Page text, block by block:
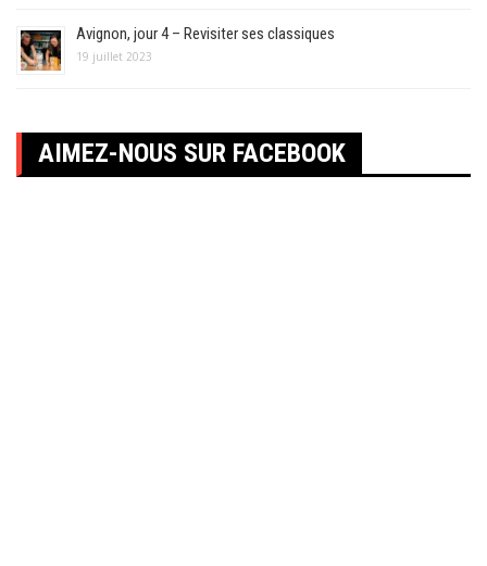
Avignon, jour 4 – Revisiter ses classiques
19 juillet 2023
AIMEZ-NOUS SUR FACEBOOK